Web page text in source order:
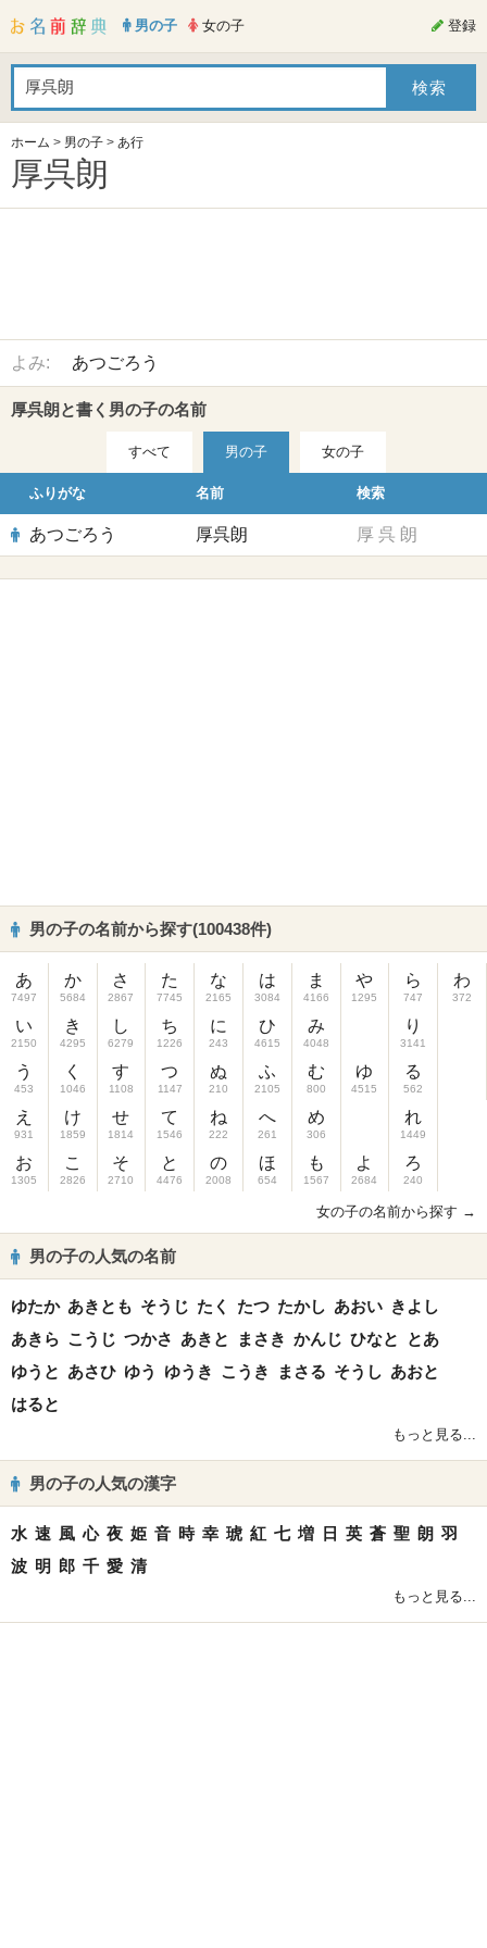
男の子 女の子 登録
ホーム > 男の子 > あ行
厚呉朗
よみ: あつごろう
厚呉朗と書く男の子の名前
すべて 男の子 女の子
ふりがな 名前 検索
あつごろう 厚呉朗 厚 呉 朗
男の子の名前から探す(100438件)
あ
7497
い
2150
う
453
え
931
お
1305
か
5684
き
4295
く
1046
け
1859
こ
2826
さ
2867
し
6279
す
1108
せ
1814
そ
2710
た
7745
ち
1226
つ
1147
て
1546
と
4476
な
2165
に
243
ぬ
210
ね
222
の
2008
は
3084
ひ
4615
ふ
2105
へ
261
ほ
654
ま
4166
み
4048
む
800
め
306
も
1567
や
1295
ゆ
4515
よ
2684
ら
747
り
3141
る
562
れ
1449
ろ
240
わ
372
女の子の名前から探す →
男の子の人気の名前
ゆたか あきとも そうじ たく たつ たかし あおい きよし
あきら こうじ つかさ あきと まさき かんじ ひなと
とあ
ゆうと あさひ ゆう ゆうき こうき まさる そうし あおと
はると
もっと見る...
男の子の人気の漢字
水 速 風 心 夜 姫 音 時 幸 琥 紅 七 増 日 英 蒼 聖 朗 羽
波 明 郎 千 愛 清
もっと見る...